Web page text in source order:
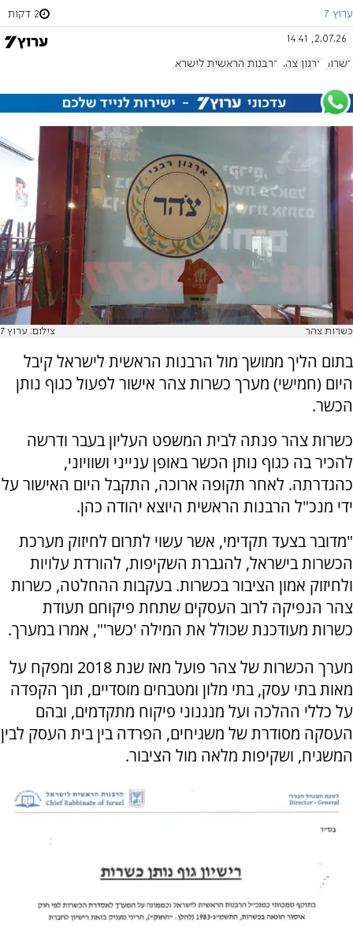
ערוץ 7 2 דקות
2.07.26, 14:41
כשרות ארגון צהר הרבנות הראשית לישראל
כשרות צהר צילום: ערוץ 7
בתום הליך ממושך מול הרבנות הראשית לישראל קיבל
היום (חמישי) מערך כשרות צהר אישור לפעול כגוף נותן
הכשר.
כשרות צהר פנתה לבית המשפט העליון בעבר ודרשה
להכיר בה כגוף נותן הכשר באופן ענייני ושוויוני,
כהגדרתה. לאחר תקופה ארוכה, התקבל היום האישור על
ידי מנכ"ל הרבנות הראשית היוצא יהודה כהן.
"מדובר בצעד תקדימי, אשר עשוי לתרום לחיזוק מערכת
הכשרות בישראל, להגברת השקיפות, להורדת עלויות
ולחיזוק אמון הציבור בכשרות. בעקבות ההחלטה, כשרות
צהר הנפיקה לרוב העסקים שתחת פיקוחם תעודת
כשרות מעודכנת שכולל את המילה 'כשר'", אמרו במערך.
מערך הכשרות של צהר פועל מאז שנת 2018 ומפקח על
מאות בתי עסק, בתי מלון ומטבחים מוסדיים, תוך הקפדה
על כללי ההלכה ועל מנגנוני פיקוח מתקדמים, ובהם
העסקה מסודרת של משגיחים, הפרדה בין בית העסק לבין
המשגיח, ושקיפות מלאה מול הציבור.